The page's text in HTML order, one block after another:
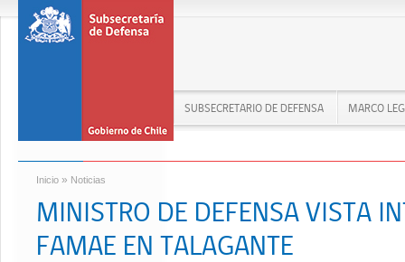
SUBSECRETARIO DE DEFENSA MARCO
Inicio » Noticias
MINISTRO DE DEFENSA VISTA
FAMAE EN TALAGANTE